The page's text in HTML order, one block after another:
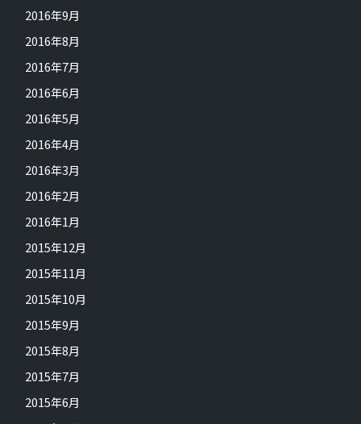
2016年9月
2016年8月
2016年7月
2016年6月
2016年5月
2016年4月
2016年3月
2016年2月
2016年1月
2015年12月
2015年11月
2015年10月
2015年9月
2015年8月
2015年7月
2015年6月